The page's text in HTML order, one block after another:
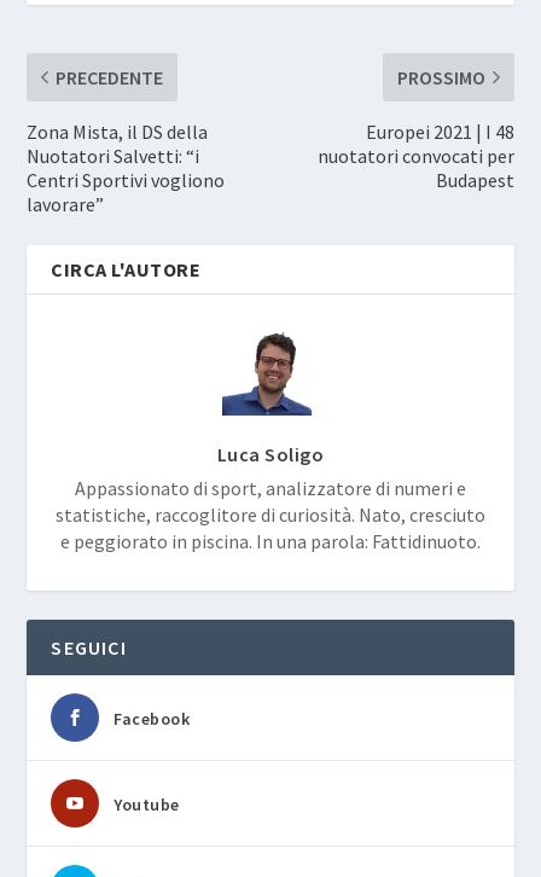
PRECEDENTE
Zona Mista, il DS della
Nuotatori Salvetti: “i
Centri Sportivi vogliono
lavorare”
PROSSIMO
Europei 2021 | I 48
nuotatori convocati per
Budapest
CIRCA L'AUTORE
Luca Soligo
Appassionato di sport, analizzatore di numeri e
statistiche, raccoglitore di curiosità. Nato, cresciuto
e peggiorato in piscina. In una parola: Fattidinuoto.
SEGUICI
Facebook
Youtube